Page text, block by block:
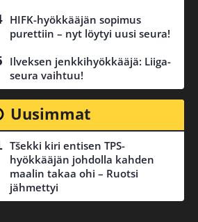
HIFK-hyökkääjän sopimus
purettiin – nyt löytyi uusi seura!
Ilveksen jenkkihyökkääjä: Liiga-
seura vaihtuu!
Uusimmat
Tšekki kiri entisen TPS-
hyökkääjän johdolla kahden
maalin takaa ohi – Ruotsi
jähmettyi